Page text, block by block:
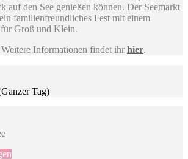
auf den See genießen können. Der Seemarkt
familienfreundliches Fest mit einem
Groß und Klein.
Weitere Informationen findet ihr hier.
Tag)